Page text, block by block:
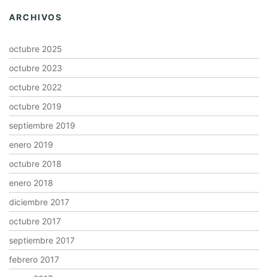
ARCHIVOS
octubre 2025
octubre 2023
octubre 2022
octubre 2019
septiembre 2019
enero 2019
octubre 2018
enero 2018
diciembre 2017
octubre 2017
septiembre 2017
febrero 2017